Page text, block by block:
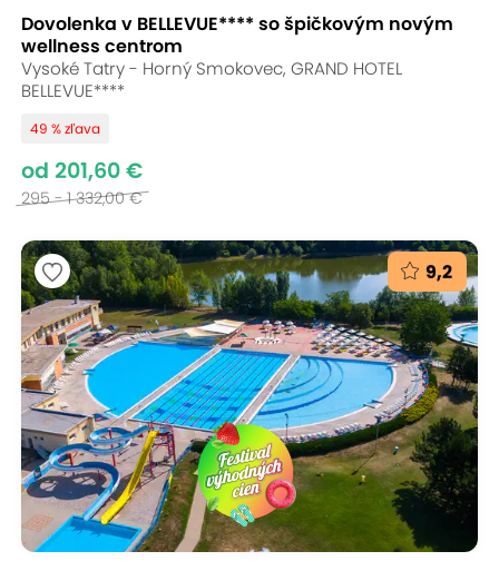
Dovolenka v BELLEVUE**** so špičkovým novým
wellness centrom
Vysoké Tatry - Horný Smokovec, GRAND HOTEL
BELLEVUE****
49 % zľava
od 201,60 €
295 - 1 332,00 €
9,2